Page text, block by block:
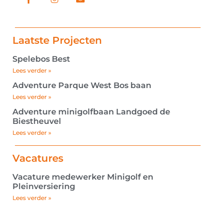
Laatste Projecten
Spelebos Best
Lees verder »
Adventure Parque West Bos baan
Lees verder »
Adventure minigolfbaan Landgoed de
Biestheuvel
Lees verder »
Vacatures
Vacature medewerker Minigolf en
Pleinversiering
Lees verder »